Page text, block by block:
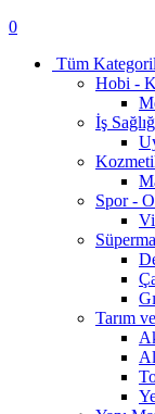
0
Tüm
Hobi -
İş
Spor -
Tarım